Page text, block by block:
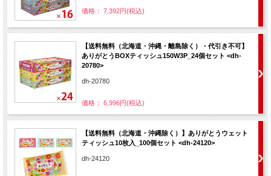
価格： 7,392円(税込)
【送料無料（北海道・沖縄・離島除く）・代引き不可】
ありがとうBOXティッシュ150W3P_24個セット <dh-
20780>
dh-20780
価格： 6,996円(税込)
【送料無料（北海道・沖縄除く）】ありがとうウェット
ティッシュ10枚入_100個セット <dh-24120>
dh-24120